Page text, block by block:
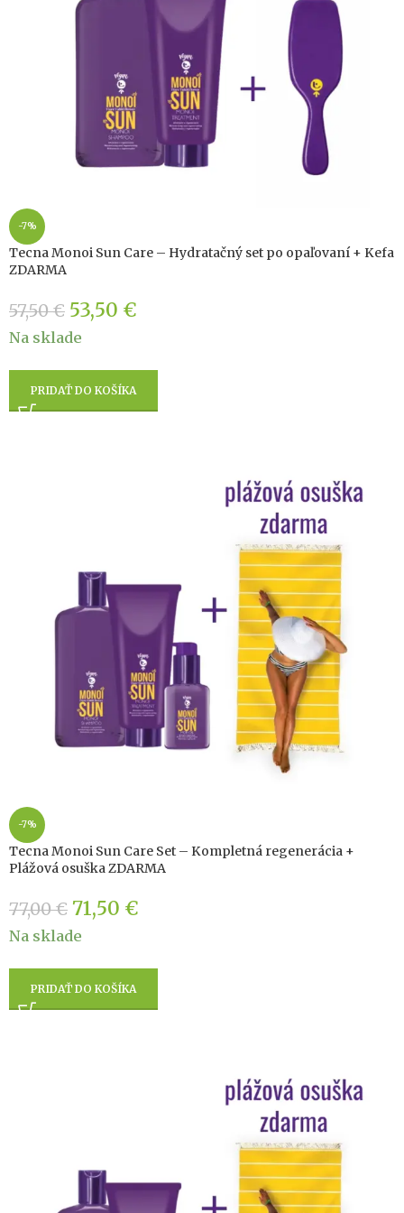
-7%
Tecna Monoi Sun Care – Hydratačný set po opaľovaní + Kefa
ZDARMA
57,50€ 53,50 €
Na sklade
PRIDAŤ DO KOŠÍKA
-7%
Tecna Monoi Sun Care Set – Kompletná regenerácia +
Plážová osuška ZDARMA
77,00€ 71,50 €
Na sklade
PRIDAŤ DO KOŠÍKA